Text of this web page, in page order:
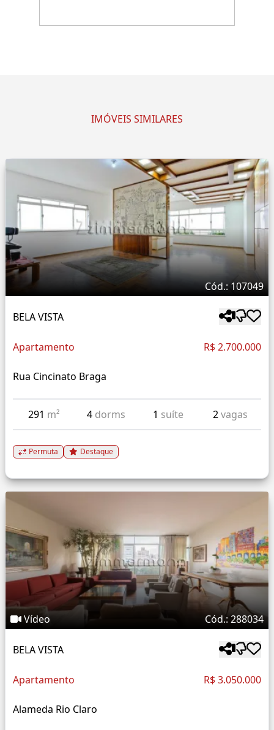
IMÓVEIS SIMILARES
Cód.: 107049
BELA VISTA
Apartamento R$ 2.700.000
Rua Cincinato Braga
291 m² 4 dorms 1 suíte 2vagas
Permuta Destaque
Vídeo Cód.: 288034
BELA VISTA
Apartamento R$ 3.050.000
Alameda Rio Claro